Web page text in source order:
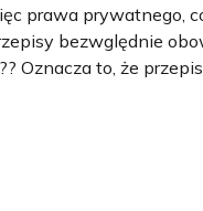
prawa prywatnego,
bezwględnie
Oznacza to, że